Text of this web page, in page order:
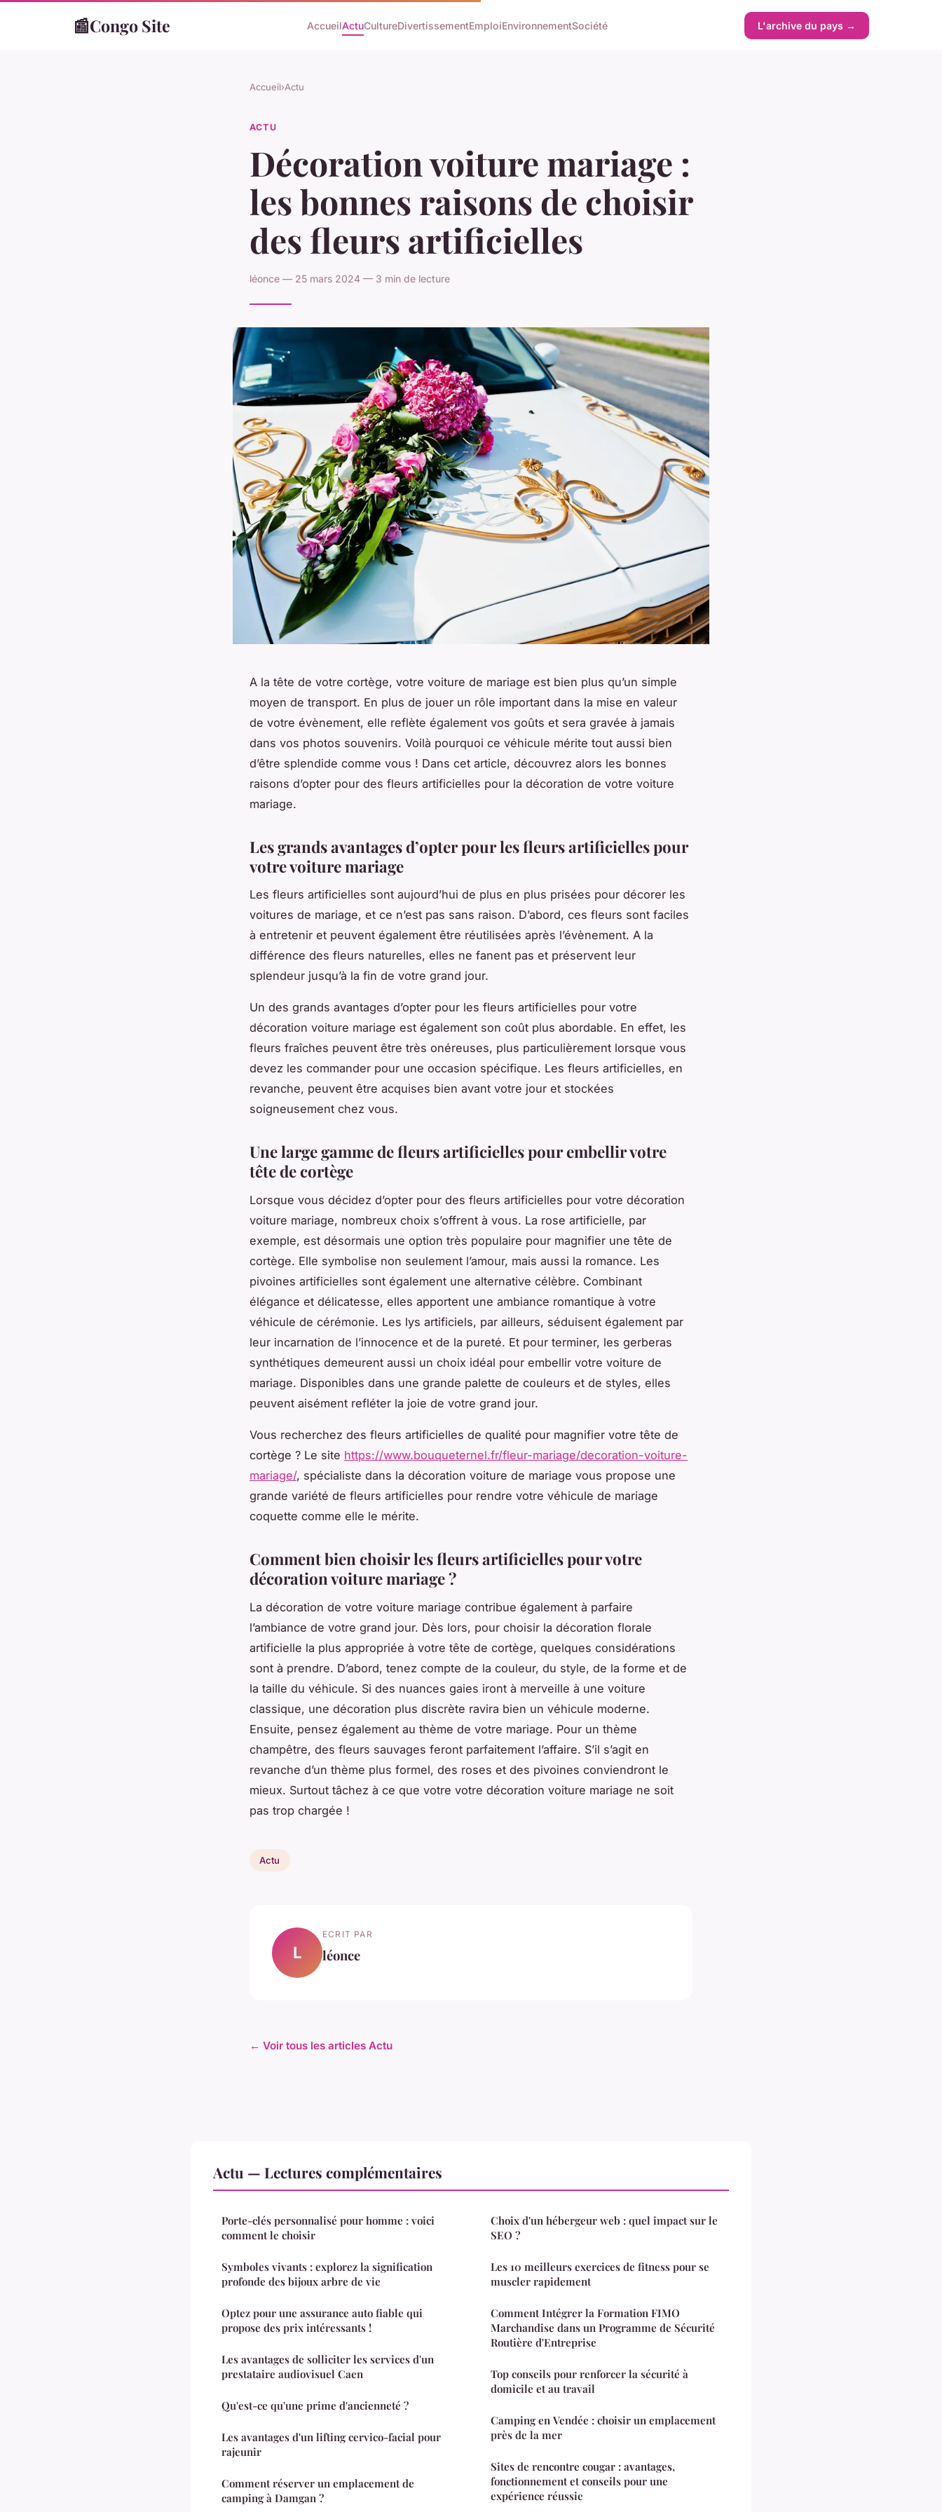
📰Congo Site AccueilActuCultureDivertissementEmploiEnvironnementSociété L'archive du pays →
Accueil›Actu
ACTU
Décoration voiture mariage :
les bonnes raisons de choisir
des fleurs artificielles
léonce — 25 mars 2024 — 3 min de lecture
A la tête de votre cortège, votre voiture de mariage est bien plus qu’un simple
moyen de transport. En plus de jouer un rôle important dans la mise en valeur
de votre évènement, elle reflète également vos goûts et sera gravée à jamais
dans vos photos souvenirs. Voilà pourquoi ce véhicule mérite tout aussi bien
d’être splendide comme vous ! Dans cet article, découvrez alors les bonnes
raisons d’opter pour des fleurs artificielles pour la décoration de votre voiture
mariage.
Les grands avantages d’opter pour les fleurs artificielles pour
votre voiture mariage
Les fleurs artificielles sont aujourd’hui de plus en plus prisées pour décorer les
voitures de mariage, et ce n’est pas sans raison. D’abord, ces fleurs sont faciles
à entretenir et peuvent également être réutilisées après l’évènement. A la
différence des fleurs naturelles, elles ne fanent pas et préservent leur
splendeur jusqu’à la fin de votre grand jour.
Un des grands avantages d’opter pour les fleurs artificielles pour votre
décoration voiture mariage est également son coût plus abordable. En effet, les
fleurs fraîches peuvent être très onéreuses, plus particulièrement lorsque vous
devez les commander pour une occasion spécifique. Les fleurs artificielles, en
revanche, peuvent être acquises bien avant votre jour et stockées
soigneusement chez vous.
Une large gamme de fleurs artificielles pour embellir votre
tête de cortège
Lorsque vous décidez d’opter pour des fleurs artificielles pour votre décoration
voiture mariage, nombreux choix s’offrent à vous. La rose artificielle, par
exemple, est désormais une option très populaire pour magnifier une tête de
cortège. Elle symbolise non seulement l’amour, mais aussi la romance. Les
pivoines artificielles sont également une alternative célèbre. Combinant
élégance et délicatesse, elles apportent une ambiance romantique à votre
véhicule de cérémonie. Les lys artificiels, par ailleurs, séduisent également par
leur incarnation de l’innocence et de la pureté. Et pour terminer, les gerberas
synthétiques demeurent aussi un choix idéal pour embellir votre voiture de
mariage. Disponibles dans une grande palette de couleurs et de styles, elles
peuvent aisément refléter la joie de votre grand jour.
Vous recherchez des fleurs artificielles de qualité pour magnifier votre tête de
cortège ? Le site https://www.bouqueternel.fr/fleur-mariage/decoration-voiture-
mariage/, spécialiste dans la décoration voiture de mariage vous propose une
grande variété de fleurs artificielles pour rendre votre véhicule de mariage
coquette comme elle le mérite.
Comment bien choisir les fleurs artificielles pour votre
décoration voiture mariage ?
La décoration de votre voiture mariage contribue également à parfaire
l’ambiance de votre grand jour. Dès lors, pour choisir la décoration florale
artificielle la plus appropriée à votre tête de cortège, quelques considérations
sont à prendre. D’abord, tenez compte de la couleur, du style, de la forme et de
la taille du véhicule. Si des nuances gaies iront à merveille à une voiture
classique, une décoration plus discrète ravira bien un véhicule moderne.
Ensuite, pensez également au thème de votre mariage. Pour un thème
champêtre, des fleurs sauvages feront parfaitement l’affaire. S’il s’agit en
revanche d’un thème plus formel, des roses et des pivoines conviendront le
mieux. Surtout tâchez à ce que votre votre décoration voiture mariage ne soit
pas trop chargée !
Actu
L
ECRIT PAR
léonce
← Voir tous les articles Actu
Actu — Lectures complémentaires
Porte-clés personnalisé pour homme : voici
comment le choisir
Symboles vivants : explorez la signification
profonde des bijoux arbre de vie
Optez pour une assurance auto fiable qui
propose des prix intéressants !
Les avantages de solliciter les services d'un
prestataire audiovisuel Caen
Qu'est-ce qu'une prime d'ancienneté ?
Les avantages d'un lifting cervico-facial pour
rajeunir
Comment réserver un emplacement de
camping à Damgan ?
Choix d'un hébergeur web : quel impact sur le
SEO ?
Les 10 meilleurs exercices de fitness pour se
muscler rapidement
Comment Intégrer la Formation FIMO
Marchandise dans un Programme de Sécurité
Routière d'Entreprise
Top conseils pour renforcer la sécurité à
domicile et au travail
Camping en Vendée : choisir un emplacement
près de la mer
Sites de rencontre cougar : avantages,
fonctionnement et conseils pour une
expérience réussie